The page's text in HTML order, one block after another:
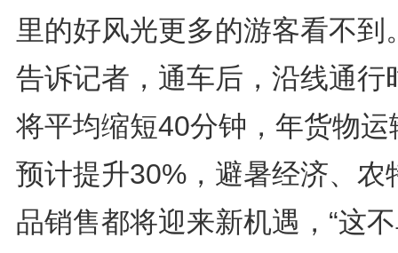
里的好风光更多的游客看不到
告诉记者，通车后，沿线通行
将平均缩短40分钟，年货物运
预计提升30%，避暑经济、农
品销售都将迎来新机遇，“这